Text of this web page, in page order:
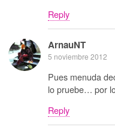
Reply
ArnauNT
5 noviembre 2012
Pues menuda
lo pruebe… por
Reply